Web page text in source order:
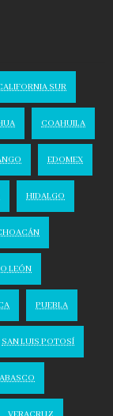
SUR
COAHUILA
EDOMEX
HIDALGO
LEÓN
PUEBLA
SAN LUIS POTOSÍ